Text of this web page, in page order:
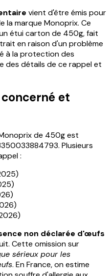
vient d'être émis pour
la marque Monoprix. Ce
étui carton de 450g, fait
en raison d'un problème
à la protection des
des détails de ce rappel et
et
de 450g est
Plusieurs
:
non déclarée d'œufs
Cette omission sur
sérieux pour les
. En France, on estime